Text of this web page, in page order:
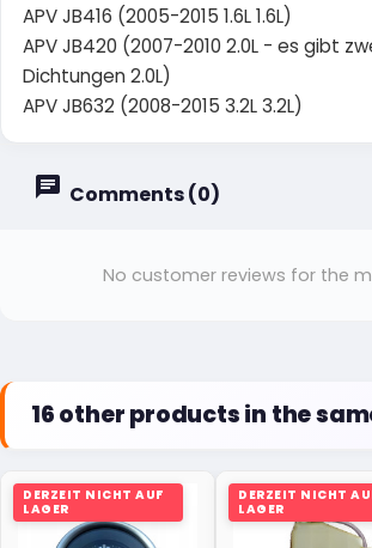
APV JB416 (2005-2015 1.6L 1.6L)
APV JB420 (2007-2010 2.0L - es gibt
Dichtungen 2.0L)
APV JB632 (2008-2015 3.2L 3.2L)
Comments (0)
No customer reviews for the
16 other products in the
DERZEIT NICHT AUF
LAGER
DERZEIT NICHT
LAGER